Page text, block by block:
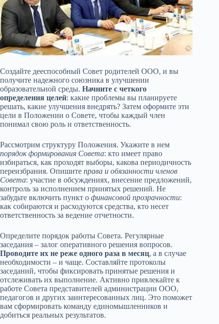
Создайте дееспособный Совет родителей ООО, и вы
получите надежного союзника в улучшении
образовательной среды. Начните с четкого
определения целей: какие проблемы вы планируете
решать, какие улучшения внедрять? Затем оформите эти
цели в Положении о Совете, чтобы каждый член
понимал свою роль и ответственность.
Рассмотрим структуру Положения. Укажите в нем
порядок формирования Совета: кто имеет право
избираться, как проходят выборы, какова периодичность
переизбрания. Опишите права и обязанности членов
Совета: участие в обсуждениях, внесение предложений,
контроль за исполнением принятых решений. Не
забудьте включить пункт о финансовой прозрачности:
как собираются и расходуются средства, кто несет
ответственность за ведение отчетности.
Определите порядок работы Совета. Регулярные
заседания – залог оперативного решения вопросов.
Проводите их не реже одного раза в месяц, а в случае
необходимости – и чаще. Составляйте протоколы
заседаний, чтобы фиксировать принятые решения и
отслеживать их выполнение. Активно привлекайте к
работе Совета представителей администрации ООО,
педагогов и других заинтересованных лиц. Это поможет
вам сформировать команду единомышленников и
добиться реальных результатов.